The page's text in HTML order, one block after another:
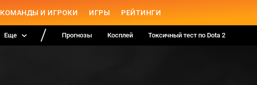
КОМАНДЫ И ИГРОКИ ИГРЫ РЕЙТИНГИ
Еще Прогнозы Косплей Токсичный тест по Dota 2